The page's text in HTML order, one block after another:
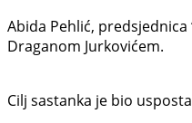
Abida Pehlić,
Draganom Jurkovićem.
Cilj sastanka je bio